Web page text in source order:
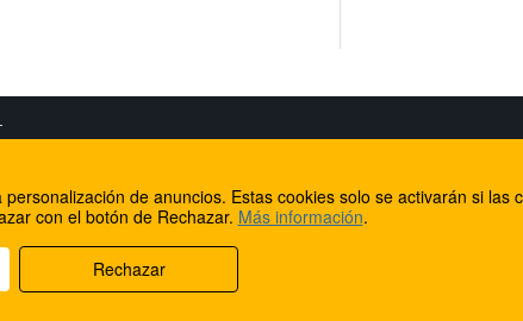
Internet Rural Mallorca
Registro de dominios
de anuncios. Estas cookies solo se activarán si las
con el botón de Rechazar. Más información.
Rechazar